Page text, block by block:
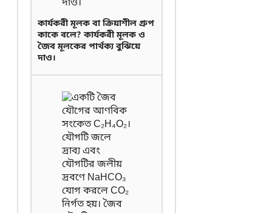
কার্যকরী মূলক বা ক্রিয়াশীল গ্রুপ
কাকে বলে? কার্যকরী মূলক ও
জৈব মূলকের পার্থক্য বুঝিয়ে
দাও।